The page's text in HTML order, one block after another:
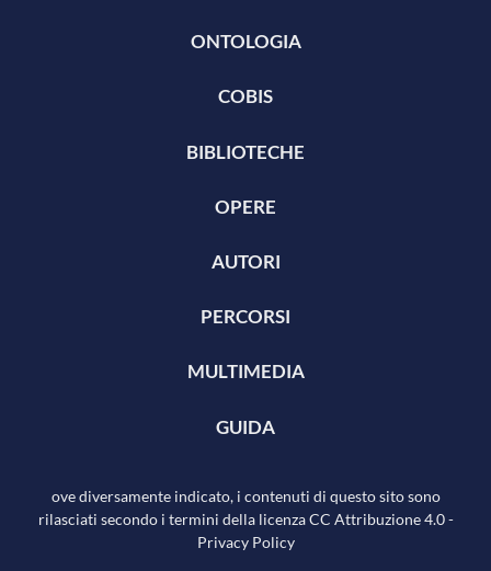
ONTOLOGIA
COBIS
BIBLIOTECHE
OPERE
AUTORI
PERCORSI
MULTIMEDIA
GUIDA
ove diversamente indicato, i contenuti di questo sito sono
rilasciati secondo i termini della licenza CC Attribuzione 4.0-
Privacy Policy